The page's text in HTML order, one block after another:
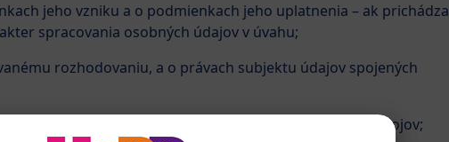
jeho vzniku a o podmienkach jeho uplatnenia – ak prichádza
spracovania osobných údajov v úvahu;
rozhodovaniu, a o právach subjektu údajov spojených
že osobné údaje pochádzajú z verejne dostupných zdrojov;